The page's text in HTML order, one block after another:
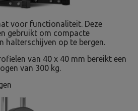
voor functionaliteit. Deze
gebruikt om compacte
halterschijven op te bergen.
van 40 x 40 mm bereikt een
van 300 kg.